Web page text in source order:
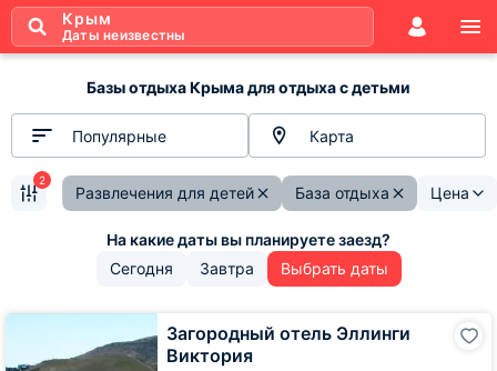
Крым
Даты неизвестны
Базы отдыха Крыма для отдыха с детьми
Популярные Карта
Развлечения для детей База отдыха Цена
2
Сегодня Завтра Выбрать даты
Загородный отель Эллинги
Виктория
Загородный
Эллинги